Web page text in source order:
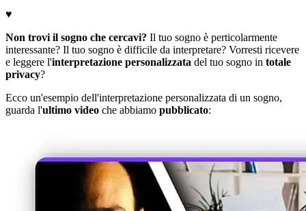
♥
Non trovi il sogno che cercavi? Il tuo sogno è perticolarmente
interessante? Il tuo sogno è difficile da interpretare? Vorresti ricevere
e leggere l'interpretazione personalizzata del tuo sogno in totale
privacy?
Ecco un'esempio dell'interpretazione personalizzata di un sogno,
guarda l'ultimo video che abbiamo pubblicato: